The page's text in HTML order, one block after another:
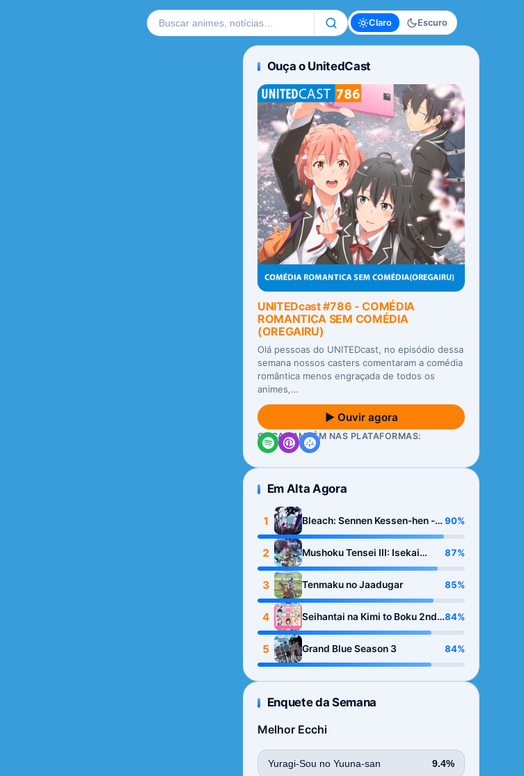
Buscar no site Claro Escuro
Ouça o UnitedCast
UNITEDcast #786 - COMÉDIA
ROMANTICA SEM COMÉDIA
(OREGAIRU)
Olá pessoas do UNITEDcast, no episódio dessa
semana nossos casters comentaram a comédia
romântica menos engraçada de todos os
animes,…
▶ Ouvir agora
OUÇA TAMBÉM NAS PLATAFORMAS:
Em Alta Agora
1
Bleach: Sennen Kessen-hen -
Kashin-tan
90%
2
Mushoku Tensei III: Isekai
Ittara Honki Dasu
87%
3 Tenmaku no Jaadugar 85%
4
Seihantai na Kimi to Boku 2nd
Season
84%
5 Grand Blue Season 3 84%
Enquete da Semana
Melhor Ecchi
Yuragi-Sou no Yuuna-san 9.4%